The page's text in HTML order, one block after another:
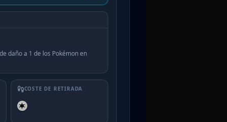
daño a 1 de los Pokémon en
COSTE DE RETIRADA